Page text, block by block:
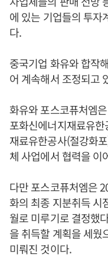
에 있는 기업들의 투자
다.
중국기업 화유와 합작
어 계속해서 조정되고
화유와 포스코퓨처엠
포화신에너지재료유한
재료유한공사(절강화
체 사업에서 협력을 이
다만 포스코퓨처엠은
화의 최종 지분취득 시
월로 미루기로 결정했
을 취득할 계획을 세웠
미뤄진 것이다.